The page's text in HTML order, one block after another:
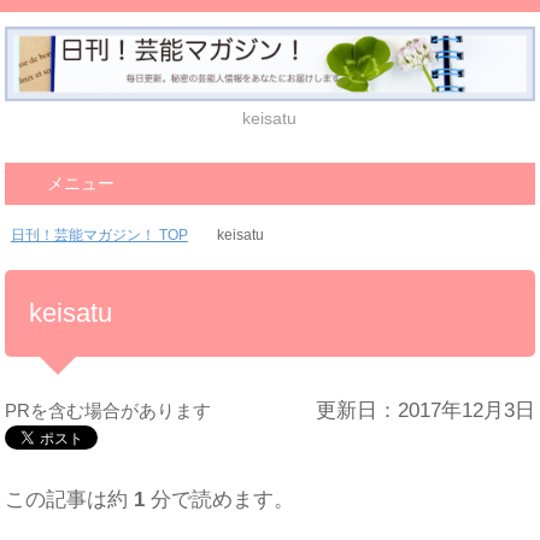
keisatu
メニュー
日刊！芸能マガジン！ TOP keisatu
keisatu
PRを含む場合があります 更新日：2017年12月3日
この記事は約 1 分で読めます。